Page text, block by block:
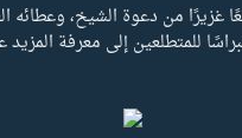
من دعوة الشيخ، وعطائه
للمتطلعين إلى معرفة